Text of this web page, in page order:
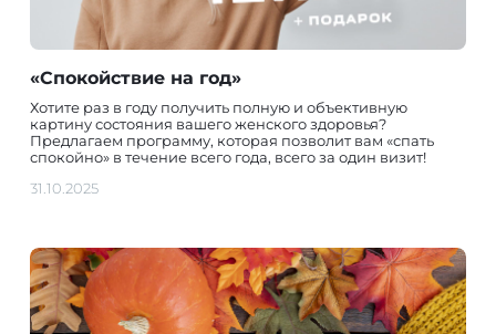
«Спокойствие на год»
Хотите раз в году получить полную и объективную
картину состояния вашего женского здоровья?
Предлагаем программу, которая позволит вам «спать
спокойно» в течение всего года, всего за один визит!
31.10.2025